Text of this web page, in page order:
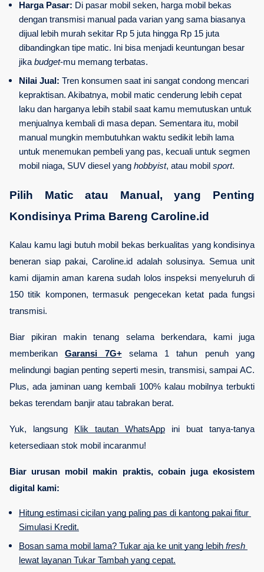
Harga Pasar: Di pasar mobil seken, harga mobil bekas
dengan transmisi manual pada varian yang sama biasanya
dijual lebih murah sekitar Rp 5 juta hingga Rp 15 juta
dibandingkan tipe matic. Ini bisa menjadi keuntungan besar
jika budget-mu memang terbatas.
Nilai Jual: Tren konsumen saat ini sangat condong mencari
kepraktisan. Akibatnya, mobil matic cenderung lebih cepat
laku dan harganya lebih stabil saat kamu memutuskan untuk
menjualnya kembali di masa depan. Sementara itu, mobil
manual mungkin membutuhkan waktu sedikit lebih lama
untuk menemukan pembeli yang pas, kecuali untuk segmen
mobil niaga, SUV diesel yang hobbyist, atau mobil sport.
Pilih Matic atau Manual, yang Penting
Kondisinya Prima Bareng Caroline.id
Kalau kamu lagi butuh mobil bekas berkualitas yang kondisinya
beneran siap pakai, Caroline.id adalah solusinya. Semua unit
kami dijamin aman karena sudah lolos inspeksi menyeluruh di
150 titik komponen, termasuk pengecekan ketat pada fungsi
transmisi.
Biar pikiran makin tenang selama berkendara, kami juga
memberikan Garansi 7G+ selama 1 tahun penuh yang
melindungi bagian penting seperti mesin, transmisi, sampai AC.
Plus, ada jaminan uang kembali 100% kalau mobilnya terbukti
bekas terendam banjir atau tabrakan berat.
Yuk, langsung Klik tautan WhatsApp ini buat tanya-tanya
ketersediaan stok mobil incaranmu!
Biar urusan mobil makin praktis, cobain juga ekosistem
digital kami:
Hitung estimasi cicilan yang paling pas di kantong pakai fitur
Simulasi Kredit.
Bosan sama mobil lama? Tukar aja ke unit yang lebih fresh
lewat layanan Tukar Tambah yang cepat.